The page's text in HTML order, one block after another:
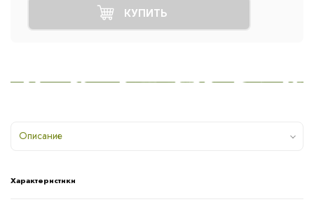
КУПИТЬ
Описание
Характеристики